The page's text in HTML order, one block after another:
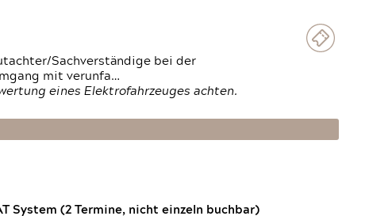
Sachverständige bei der
mit verunfa…
eines Elektrofahrzeuges achten.
System (2 Termine, nicht einzeln buchbar)